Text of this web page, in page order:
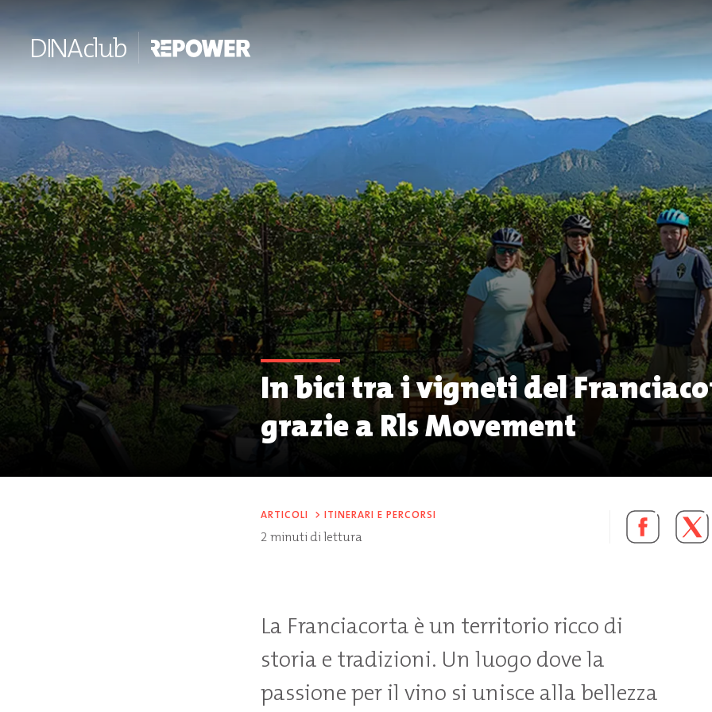
In bici tra i vigneti del
grazie a Rls Movement
ARTICOLI > ITINERARI E PERCORSI
2minuti di lettura
La Franciacorta è un territorio ricco di
storia e tradizioni. Un luogo dove la
passione per il vino si unisce alla bellezza